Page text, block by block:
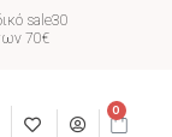
sale30
70€
0